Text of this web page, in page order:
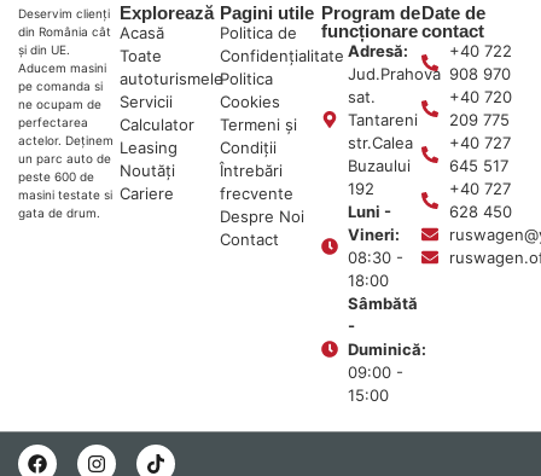
Deservim clienți
din România cât
și din UE.
Aducem masini
pe comanda si
ne ocupam de
perfectarea
actelor. Deținem
un parc auto de
peste 600 de
masini testate si
gata de drum.
Explorează
Acasă
Toate
autoturismele
Servicii
Calculator
Leasing
Noutăți
Cariere
Pagini utile
Politica de
Confidențialitate
Politica
Cookies
Termeni și
Condiții
Întrebări
frecvente
Despre Noi
Contact
Program de
funcționare
Adresă:
Jud.Prahova
sat.
Tantareni
str.Calea
Buzaului
192
Luni -
Vineri:
08:30 -
18:00
Sâmbătă
-
Duminică:
09:00 -
15:00
Date de
contact
+40 722
908 970
+40 720
209 775
+40 727
645 517
+40 727
628 450